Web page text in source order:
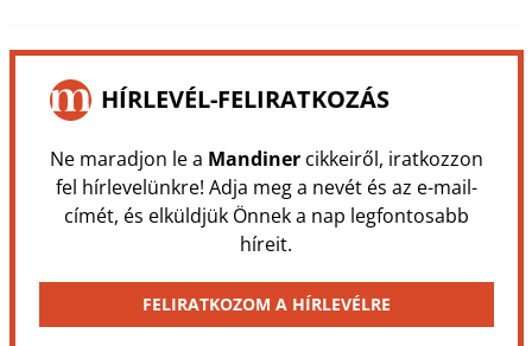
HÍRLEVÉL-FELIRATKOZÁS
Ne maradjon le a Mandinercikkeiről, iratkozzon
fel hírlevelünkre! Adja meg a nevét és az e-mail-
címét, és elküldjük Önnek a nap legfontosabb
híreit.
FELIRATKOZOM A HÍRLEVÉLRE